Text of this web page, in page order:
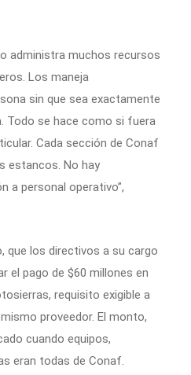
administra muchos recursos
Los maneja
sin que sea exactamente
Todo se hace como si fuera
Cada sección de Conaf
estancos. No hay
a personal operativo”,
que los directivos a su cargo
el pago de $60 millones en
requisito exigible a
proveedor. El monto,
cuando equipos,
eran todas de Conaf.